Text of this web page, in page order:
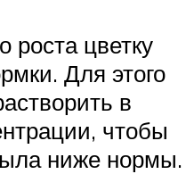
роста цветку
Для этого
в
чтобы
ниже нормы.